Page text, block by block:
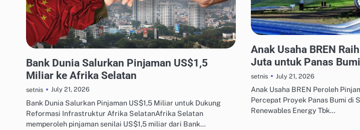
Bank Dunia Salurkan Pinjaman US$1,5
Miliar ke Afrika Selatan
setnis July 21, 2026
Bank Dunia Salurkan Pinjaman US$1,5 Miliar untuk Dukung
Reformasi Infrastruktur Afrika SelatanAfrika Selatan
memperoleh pinjaman senilai US$1,5 miliar dari Bank…
Anak Usaha BREN
Juta untuk Panas Bumi
setnis July 21, 2026
Anak Usaha BREN Peroleh
Percepat Proyek Panas Bumi di
Renewables Energy Tbk…